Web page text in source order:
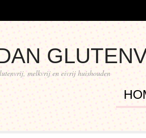
melkvrij en eivrij huishouden